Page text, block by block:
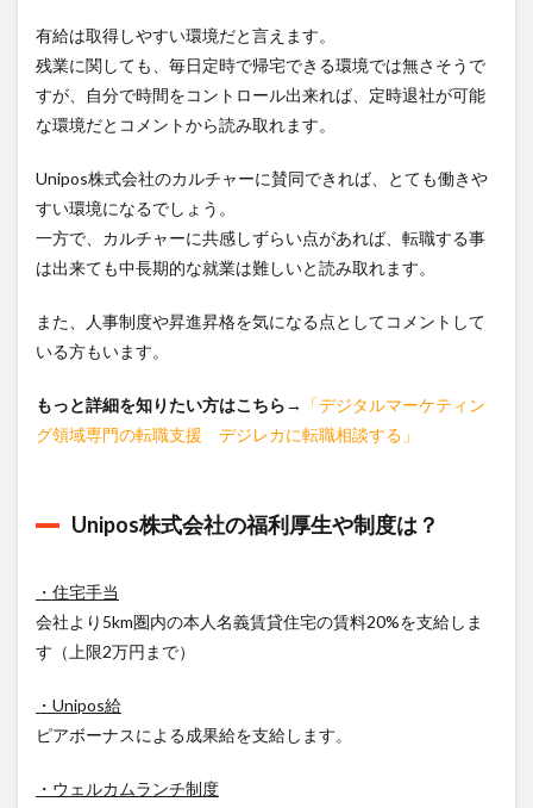
有給は取得しやすい環境だと言えます。
残業に関しても、毎日定時で帰宅できる環境では無さそうで
すが、自分で時間をコントロール出来れば、定時退社が可能
な環境だとコメントから読み取れます。
Unipos株式会社のカルチャーに賛同できれば、とても働きや
すい環境になるでしょう。
一方で、カルチャーに共感しずらい点があれば、転職する事
は出来ても中長期的な就業は難しいと読み取れます。
また、人事制度や昇進昇格を気になる点としてコメントして
いる方もいます。
もっと詳細を知りたい方はこちら→
「デジタルマーケティン
グ領域専門の転職支援 デジレカに転職相談する」
Unipos株式会社の福利厚生や制度は？
・住宅手当
会社より5km圏内の本人名義賃貸住宅の賃料20%を支給しま
す（上限2万円まで）
・Unipos給
ピアボーナスによる成果給を支給します。
・ウェルカムランチ制度